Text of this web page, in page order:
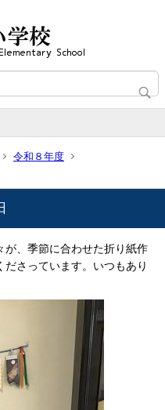
令和８年度
が、季節に合わせた折り紙作
さっています。いつもあり